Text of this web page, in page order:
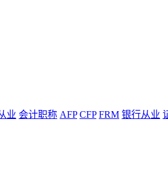
业 会计职称 AFP CFP FRM 银行从业